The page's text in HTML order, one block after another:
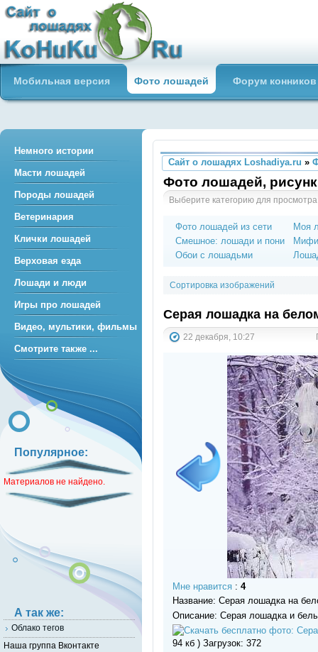
Сайт о лошадях loshadiya.ru
Приветствуем всех любителей
лошадей и конного спорта!
Мобильная версия Фото лошадей Форум конников
Сайт о лошадях Loshadiya.ru »
Фото лошадей,
Выберите категорию для
Фото лошадей из сети
Смешное: лошади и пони
Обои с лошадьми
Моя
Сортировка изображений
Серая лошадка на
22 декабря, 10:27
Мне нравится : 4
Название: Серая лошадка на
Описание: Серая лошадка и
94 кб ) Загрузок: 372
Немного истории
Масти лошадей
Породы лошадей
Ветеринария
Клички лошадей
Верховая езда
Лошади и люди
Игры про лошадей
Видео, мультики, фильмы
Смотрите также ...
Популярное:
Материалов не найдено.
А так же:
Облако тегов
Наша группа Вконтакте